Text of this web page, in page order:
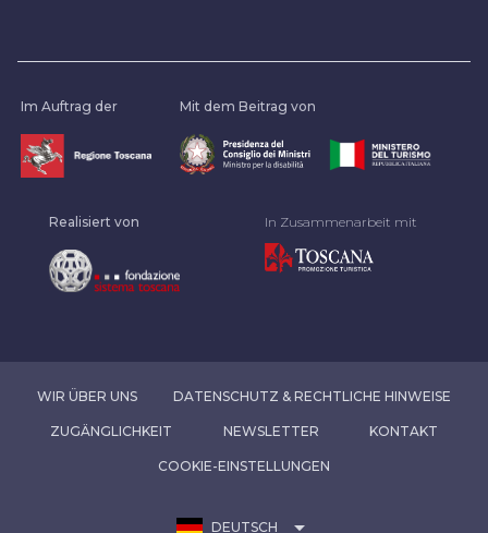
Im Auftrag der Mit dem Beitrag von
Realisiert von In Zusammenarbeit mit
WIR ÜBER UNS DATENSCHUTZ & RECHTLICHE HINWEISE
ZUGÄNGLICHKEIT NEWSLETTER KONTAKT
COOKIE-EINSTELLUNGEN
DEUTSCH